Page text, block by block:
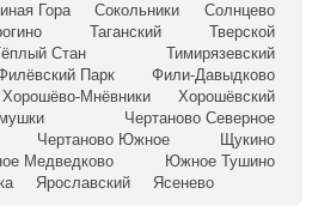
Гора Сокольники
Солнцево
Таганский
Тверской
Стан
Тимирязевский
Парк
Фили-Давыдково
Хорошёво-Мнёвники
Хорошёвский
Чертаново Северное
Чертаново Южное
Щукино
Медведково
Южное Тушино
Ярославский Ясенево